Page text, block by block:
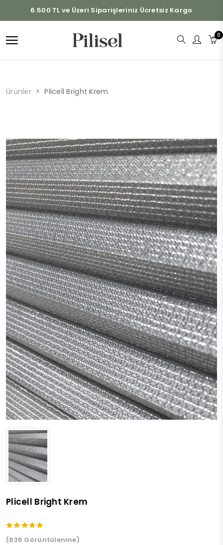
6.500 TL ve Üzeri Siparişleriniz Ücretsiz Kargo
0
Ürünler Plicell Bright Krem
Plicell Bright Krem
(836 Görüntülenme)